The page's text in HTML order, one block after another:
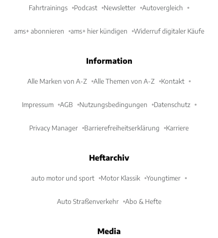
Fahrtrainings Podcast Newsletter Autovergleich
ams+ abonnieren ams+ hier kündigen Widerruf digitaler Käufe
Information
Alle Marken von A-Z Alle Themen von A-Z Kontakt
Impressum AGB Nutzungsbedingungen Datenschutz
Privacy Manager Barrierefreiheitserklärung Karriere
Heftarchiv
auto motor und sport Motor Klassik Youngtimer
Auto Straßenverkehr Abo & Hefte
Media